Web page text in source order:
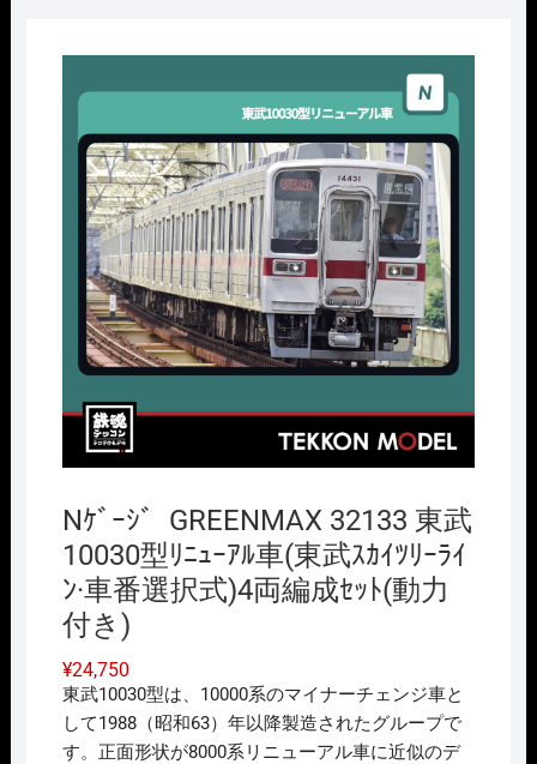
Nｹﾞｰｼﾞ GREENMAX 32133 東武
10030型ﾘﾆｭｰｱﾙ車(東武ｽｶｲﾂﾘｰﾗｲ
ﾝ·車番選択式)4両編成ｾｯﾄ(動力
付き)
¥24,750
東武10030型は、10000系のマイナーチェンジ車と
して1988（昭和63）年以降製造されたグループで
す。正面形状が8000系リニューアル車に近似のデ